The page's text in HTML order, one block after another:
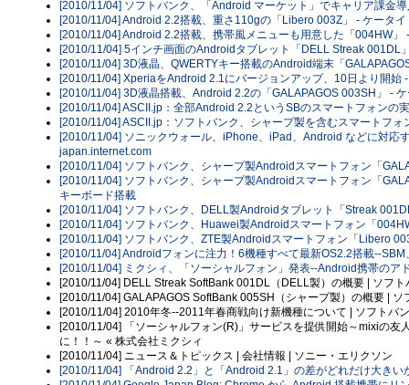
[2010/11/04] ソフトバンク、「Android マーケット」でキャリア課金
[2010/11/04] Android 2.2搭載、重さ110gの「Libero 003Z」 - ケータイ
[2010/11/04] Android 2.2搭載、携帯風メニューも用意した「004HW」
[2010/11/04] 5インチ画面のAndroidタブレット「DELL Streak 001DL
[2010/11/04] 3D液晶、QWERTYキー搭載のAndroid端末「
[2010/11/04] XperiaをAndroid 2.1にバージョンアップ、10日より開始
[2010/11/04] 3D液晶搭載、Android 2.2の「GALAPAGOS 003SH」 -
[2010/11/04] ASCII.jp：全部Android 2.2というSBのスマートフォンの
[2010/11/04] ASCII.jp：ソフトバンク、シャープ製を含むスマートフォ
[2010/11/04] ソニックウォール、iPhone、iPad、Android などに対応
japan.internet.com
[2010/11/04] ソフトバンク、シャープ製Androidスマートフォン「
[2010/11/04] ソフトバンク、シャープ製Androidスマートフォン「
キーボード搭載
[2010/11/04] ソフトバンク、DELL製Androidタブレット「Streak
[2010/11/04] ソフトバンク、Huawei製Androidスマートフォン「
[2010/11/04] ソフトバンク、ZTE製Androidスマートフォン「Libero
[2010/11/04] Androidフォンに注力！6機種すべて最新OS2.2搭載--
[2010/11/04] ミクシィ、「ソーシャルフォン」発表--Android携帯のア
[2010/11/04] DELL Streak SoftBank 001DL（DELL製）の概要 | ソフ
[2010/11/04] GALAPAGOS SoftBank 005SH（シャープ製）の概要 |
[2010/11/04] 2010年冬--2011年春商戦向け新機種について | ソフトバ
[2010/11/04] 「ソーシャルフォン(R)」サービスを提供開始～mixiの
に！！～ « 株式会社ミクシィ
[2010/11/04] ニュース＆トピックス | 会社情報 | ソニー・エリクソン
[2010/11/04] 「Android 2.2」と「Android 2.1」の差がどれだけ大きい